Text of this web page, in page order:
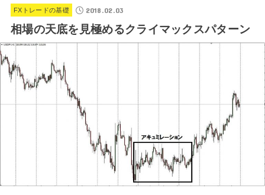
FXトレードの基礎 2018.02.03
相場の天底を見極めるクライマックスパターン